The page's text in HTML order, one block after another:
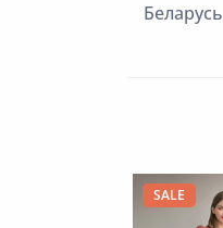
Беларусь
SALE